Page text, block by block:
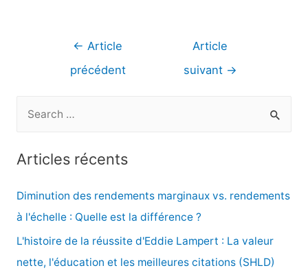
Navigation
l’article
← Article
précédent
Article
suivant →
e
r
c
Articles récents
Diminution des rendements marginaux vs. rendements
à l'échelle : Quelle est la différence ?
L'histoire de la réussite d'Eddie Lampert : La valeur
nette, l'éducation et les meilleures citations (SHLD)